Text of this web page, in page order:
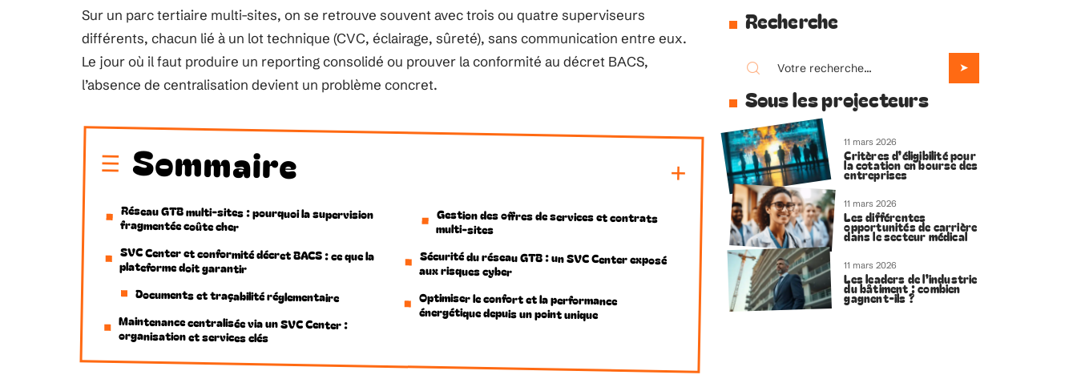
Sur un parc tertiaire multi-sites, on se retrouve souvent avec trois ou quatre superviseurs
différents, chacun lié à un lot technique (CVC, éclairage, sûreté), sans communication entre eux.
Le jour où il faut produire un reporting consolidé ou prouver la conformité au décret BACS,
l’absence de centralisation devient un problème concret.
Sommaire
Réseau GTB multi-sites : pourquoi la supervision
fragmentée coûte cher
SVC Center et conformité décret BACS : ce que la
plateforme doit garantir
Documents et traçabilité réglementaire
Maintenance centralisée via un SVC Center :
organisation et services clés
Gestion des offres de services et contrats
multi-sites
Sécurité du réseau GTB : un SVC Center exposé
aux risques cyber
Optimiser le confort et la performance
énergétique depuis un point unique
Recherche
Sous les projecteurs
11 mars 2026
Critères d’éligibilité pour
la cotation en bourse des
entreprises
11 mars 2026
Les différentes
opportunités de carrière
dans le secteur médical
11 mars 2026
Les leaders de l’industrie
du bâtiment : combien
gagnent-ils ?